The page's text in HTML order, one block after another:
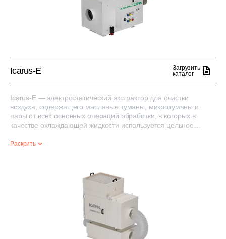
функционального испытания.
Icarus-E
Загрузить
каталог
Icarus-E — электростатический экстрактор для очистки
воздуха, содержащего масляные туманы, микротуманы и
пары от всех основных операций обработки, в которых в
качестве охлаждающей жидкости используется цельное
Он доступен в 3 размерах с расходом от 600 до 1700 м3/ч и с
В стандартную комплектацию устройства входит
электрическая панель, соответствующая требованиям CE,
включая индикатор засорения и наличия напряжения, а также
предохранительный микровыключатель.
Раскрить